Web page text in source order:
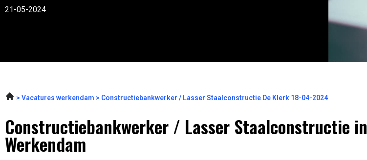
21-05-2024
Vacatures werkendam Constructiebankwerker / Lasser Staalconstructie De Klerk 18-04-2024
Constructiebankwerker / Lasser Staalconstructie in
Werkendam